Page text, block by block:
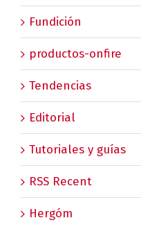
Fundición
productos-onfire
Tendencias
Editorial
Tutoriales y guías
RSS Recent
Hergóm